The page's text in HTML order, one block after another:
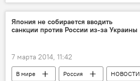
Япония не собирается вводить
санкции против России из-за Украины
7 марта 2014, 11:42
В мире Россия НОВОСТИ